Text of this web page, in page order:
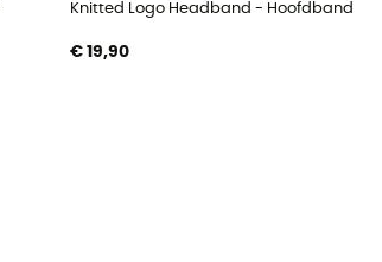
Knitted Logo Headband - Hoofdband
€ 19,90